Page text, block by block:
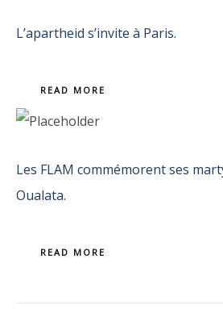
L’apartheid s’invite à Paris.
READ MORE
Les FLAM commémorent ses
Oualata.
READ MORE